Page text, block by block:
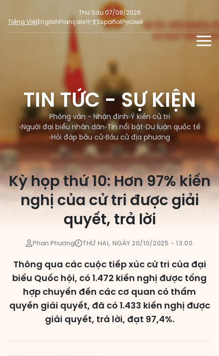
Thứ Sáu 07/08/2026
Tiếng ViệtEnglishFrançais中文EspañolРусский
TIN TỨC - SỰ KIỆN
Phỏng vấn - Nhận định
Ý kiến cử tri
Người đại biểu nhân dân
Tin nổi bật
Dư luận quốc tế
Hỏi đáp bầu cử
Bầu cử địa phương
ĐA PHƯƠNG TIỆN
Ảnh
E-magazine
Infographic
DÀNH CHO BÁO CHÍ
MẠNG XÃ HỘI
SỐ LIỆU BẦU CỬ
Cử tri tham gia bầu cử
Tổng số đại biểu quốc hội
Nữ đại biểu Quốc hội
HĐND cấp tỉnh, thành phố
TIN TỨC - SỰ KIỆN
Phỏng vấn - Nhận định Ý kiến cử tri
Người đại biểu nhân dân Tin nổi bật Dư luận quốc tế
Hỏi đáp bầu cử Bầu cử địa phương
Kỳ họp thứ 10: Hơn 97% kiến
nghị của cử tri được giải
quyết, trả lời
Phan Phương THỨ HAI, NGÀY 20/10/2025 - 13:00
Thông qua các cuộc tiếp xúc cử tri của đại
biểu Quốc hội, có 1.472 kiến nghị được tổng
hợp chuyển đến các cơ quan có thẩm
quyền giải quyết, đã có 1.433 kiến nghị được
giải quyết, trả lời, đạt 97,4%.